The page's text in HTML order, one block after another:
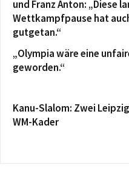
und Franz Anton: „Diese
Wettkampfpause hat
gutgetan.“
„Olympia wäre eine
geworden.“
Kanu-Slalom: Zwei
WM-Kader